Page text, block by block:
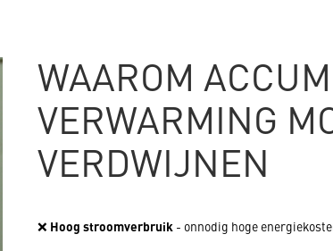
WAAROM
VERWARMING
VERDWIJNEN
❌ Hoog stroomverbruik- onnodig hoge